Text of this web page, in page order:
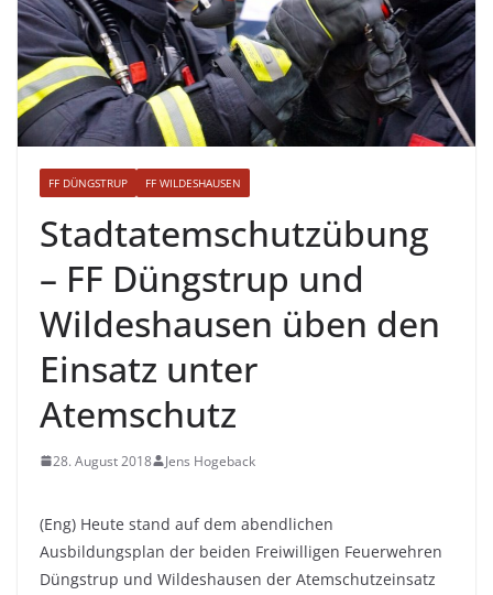
FF DÜNGSTRUP FF WILDESHAUSEN
Stadtatemschutzübung
– FF Düngstrup und
Wildeshausen üben den
Einsatz unter
Atemschutz
28. August 2018 Jens Hogeback
(Eng) Heute stand auf dem abendlichen
Ausbildungsplan der beiden Freiwilligen Feuerwehren
Düngstrup und Wildeshausen der Atemschutzeinsatz